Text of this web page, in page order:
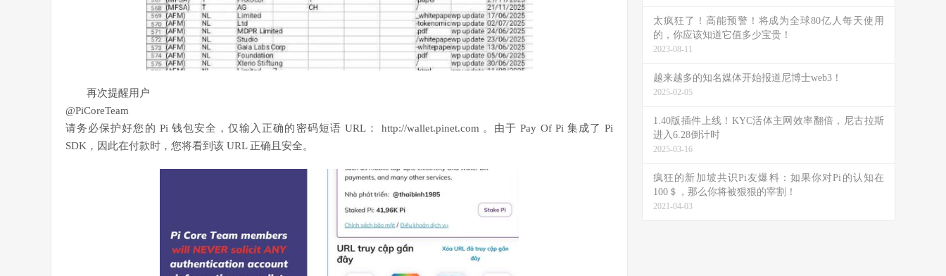
再次提醒用户
@PiCoreTeam
请务必保护好您的 Pi 钱包安全，仅输入正确的密码短语 URL： http://wallet.pinet.com 。由于 Pay Of Pi 集成了 Pi
SDK，因此在付款时，您将看到该 URL 正确且安全。
太疯狂了！高能预警！将成为全球80亿人每天使用
的，你应该知道它值多少宝贵！
2023-08-11
越来越多的知名媒体开始报道尼博士web3！
2025-02-05
1.40版插件上线！KYC活体主网效率翻倍，尼古拉斯
进入6.28倒计时
2025-03-16
疯狂的新加坡共识Pi友爆料：如果你对Pi的认知在
100＄，那么你将被狠狠的宰割！
2021-04-03